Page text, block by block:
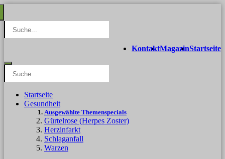
Startseite
Magazin
Kontakt
Startseite
Gesundheit
Ausgewählte Themenspecials
Gürtelrose (Herpes Zoster)
Herzinfarkt
Schlaganfall
Warzen